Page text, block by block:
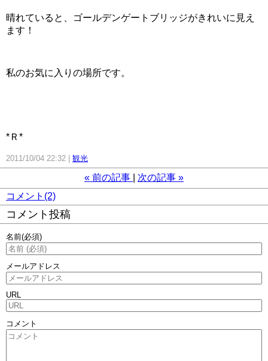
晴れていると、ゴールデンゲートブリッジがきれいに見え
ます！
私のお気に入りの場所です。
*Ｒ*
2011/10/04 22:32 観光
« 前の記事 次の記事 »
コメント(2)
コメント投稿
名前(必須)
メールアドレス
URL
コメント